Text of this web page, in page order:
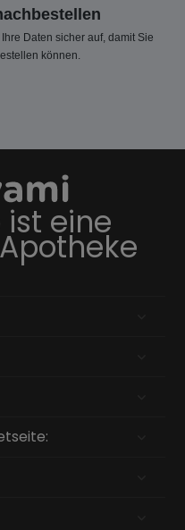
Daten sicher auf, damit Sie
können.
eine